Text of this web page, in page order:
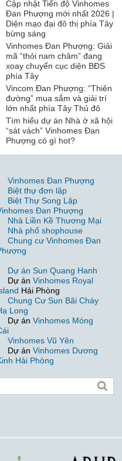
Cập nhật Tiến độ Vinhomes
Đan Phượng mới nhất 2026 |
Diện mạo đại đô thị phía Tây
bừng sáng
Vinhomes Đan Phượng: Giải
mã “thỏi nam châm” đang
xoay chuyển cục diện BĐS
phía Tây
Vincom Đan Phượng: “Thiên
đường” mua sắm và giải trí
lớn nhất phía Tây Thủ đô
Tìm hiểu dự án Nhà ở xã hội
“sát vách” Vinhomes Đan
Phượng có gì hot?
Vinhomes Đan Phượng
Biệt thự đơn lập
Biệt Thự Song Lập
Đan Phượng
Nhà Liền Kề Thương Mại
Nhà phố shophouse
Chung cư Vinhomes Đan
Dự án Sun Quang Hanh
Dự án Vinhomes Royal
Hải Phòng
Chung Cư Sun Bãi Cháy
Long
Dự án Vinhomes Móng
Vinhomes Vũ Yên
Dự án Vinhomes Dương
Hải Phòng